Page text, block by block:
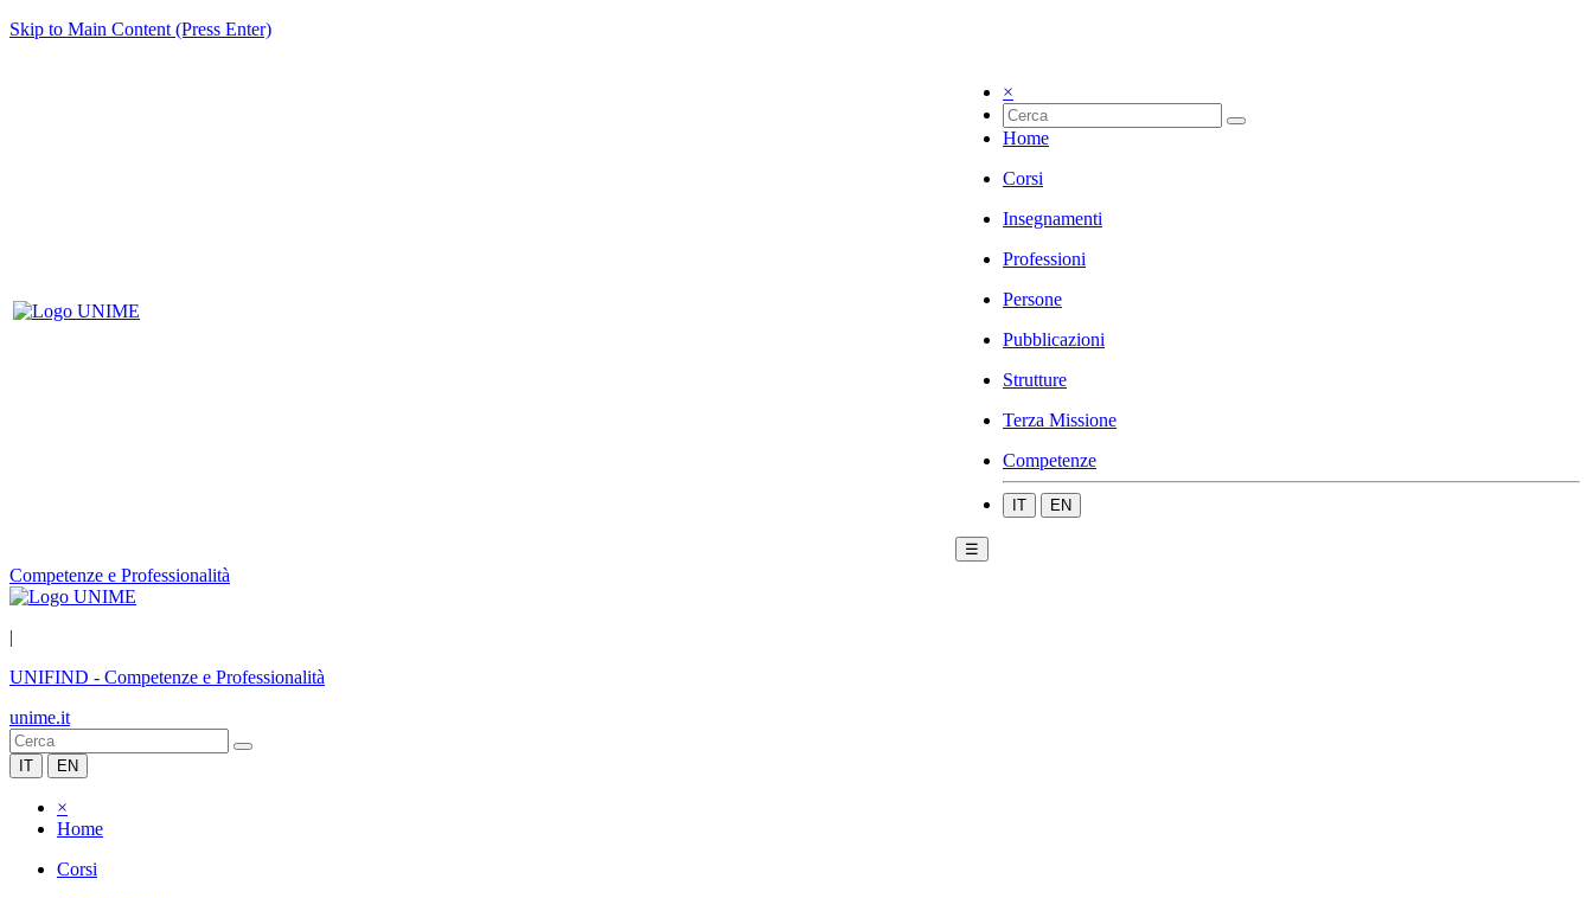
Skip to Main Content (Press Enter)
×
Home
Corsi
Insegnamenti
Professioni
Persone
Pubblicazioni
Strutture
Terza Missione
Competenze
IT EN
☰
Competenze e Professionalità
|
UNIFIND - Competenze e Professionalità
unime.it
IT EN
×
Home
Corsi